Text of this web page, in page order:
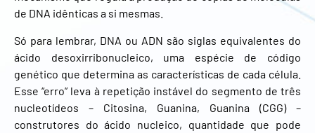
de DNA idênticas a si mesmas.
Só para lembrar, DNA ou ADN são siglas equivalentes do
ácido desoxirribonucleico, uma espécie de código
genético que determina as características de cada célula.
Esse “erro” leva à repetição instável do segmento de três
nucleotídeos – Citosina, Guanina, Guanina (CGG) –
construtores do ácido nucleico, quantidade que pode